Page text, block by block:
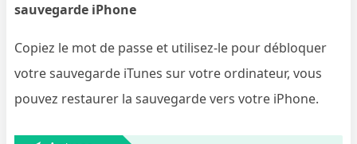
sauvegarde iPhone
Copiez le mot de passe et utilisez-le pour débloquer
votre sauvegarde iTunes sur votre ordinateur, vous
pouvez restaurer la sauvegarde vers votre iPhone.